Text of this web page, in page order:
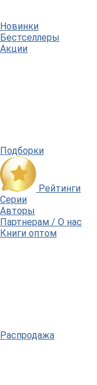
Новинки
Бестселлеры
Акции
Подборки
Рейтинги
Серии
Авторы
Партнерам / О нас
Книги оптом
Распродажа